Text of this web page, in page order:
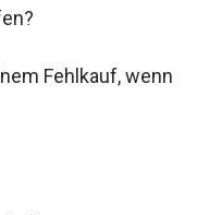
Fehlkauf, wenn